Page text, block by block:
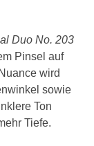
Duo No. 203
Pinsel auf
wird
sowie
Ton
Tiefe.